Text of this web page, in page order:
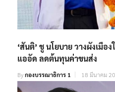
‘สันติ’ ชู นโยบาย วางผังเมื
แออัด ลดต้นทุนค่าขนส่ง
Byกองบรรณาธิการ 1 18 มีนาคม